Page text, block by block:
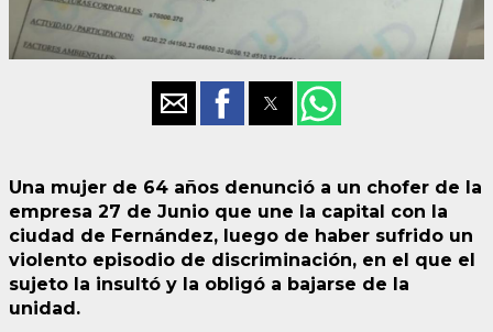
Una mujer de 64 años denunció a un chofer de la
empresa 27 de Junio que une la capital con la
ciudad de Fernández, luego de haber sufrido un
violento episodio de discriminación, en el que el
sujeto la insultó y la obligó a bajarse de la
unidad.